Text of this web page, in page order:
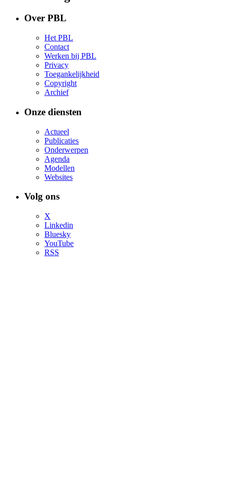
Over PBL
Het PBL
Contact
Werken bij PBL
Privacy
Toegankelijkheid
Copyright
Archief
Onze diensten
Actueel
Publicaties
Onderwerpen
Agenda
Modellen
Websites
Volg ons
X
Linkedin
Bluesky
YouTube
RSS